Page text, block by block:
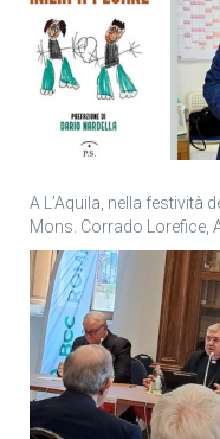
A L’Aquila, nella festività
Mons. Corrado Lorefice,